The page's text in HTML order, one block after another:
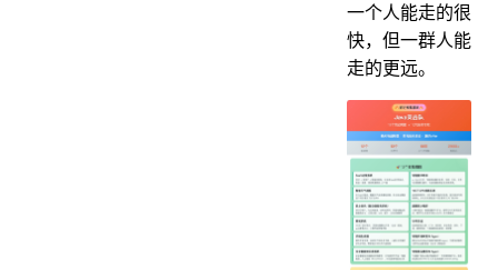
一个人能走的很
快，但一群人能
走的更远。